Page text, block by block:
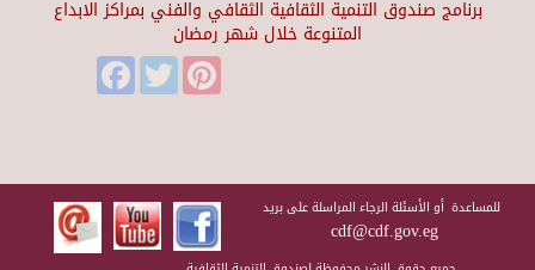
برنامج صندوق التنمية الثقافية الثقافي والفني بمراكز الابداع
المتنوعة خلال شهر رمضان
FacebookTwitter
للمساعدة أو الأسئلة الرجاء المراسلة على بريد
cdf@cdf.gov.eg